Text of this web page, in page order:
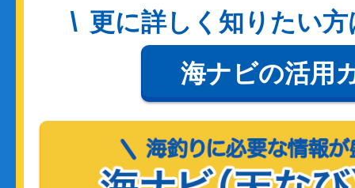
更に詳しく知りたい
海ナビの活用